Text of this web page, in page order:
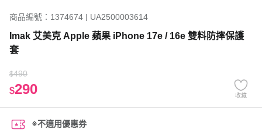
商品編號：1374674 | UA2500003614
Imak 艾美克 Apple 蘋果 iPhone 17e / 16e 雙料防摔保護
套
$490
$290 收藏
※不適用優惠券